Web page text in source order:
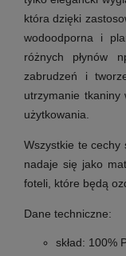
która dzięki
wodoodporna i
różnych płynów
zabrudzeń i
utrzymanie
użytkowania.
Wszystkie te cechy
nadaje się jako
foteli, które będą
Dane techniczne:
skład: 100%